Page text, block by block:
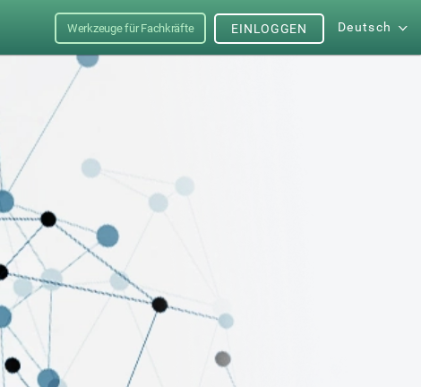
Werkzeuge für Fachkräfte Deutsch
EINLOGGEN